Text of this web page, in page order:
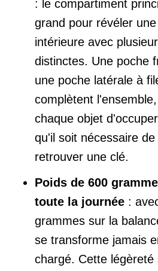
: le compartiment
grand pour révéler
intérieure avec
distinctes. Une poche
une poche latérale à
complètent
chaque objet
qu'il soit nécessaire
retrouver une clé.
Poids de 600
toute la journée :
grammes sur la
se transforme jamais
chargé. Cette légèreté